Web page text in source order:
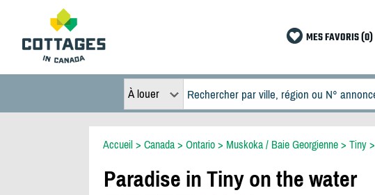
MES FAVORIS (0)
À louer
Accueil> Canada> Ontario> Muskoka / Baie Georgienne> Tiny>
Paradise in Tiny on the water